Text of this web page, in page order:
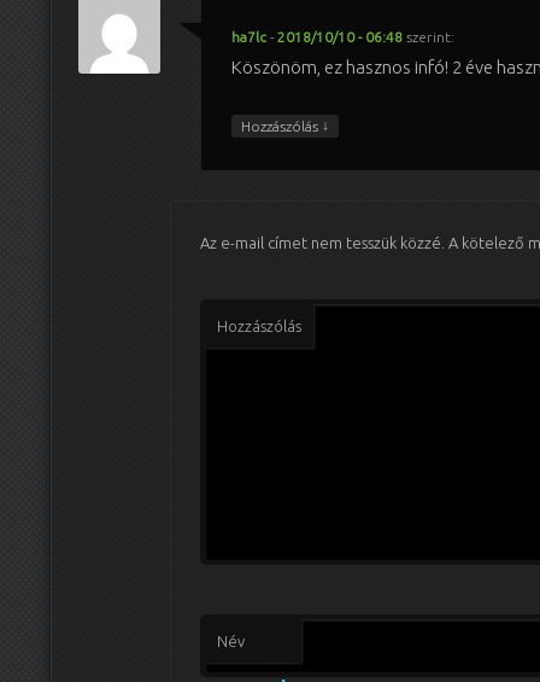
ha7lc- 2018/10/10 - 06:48 szerint:
Köszönöm, ez hasznos infó! 2 éve
Hozzászólás ↓
Az e-mail címet nem tesszük közzé. A kötelező
Hozzászólás
Név